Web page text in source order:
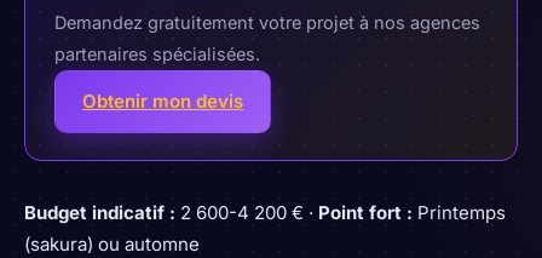
Demandez gratuitement votre projet à nos agences
partenaires spécialisées.
Obtenir mon devis
Budget indicatif : 2 600-4 200 € · Point fort : Printemps
(sakura) ou automne